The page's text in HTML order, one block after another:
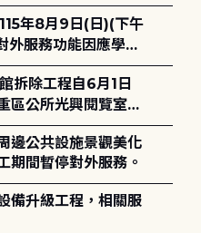
外服務功能因應學術
區公所光興閱覽室，
邊公共設施景觀美化
期間暫停對外服務。
備升級工程，相關服